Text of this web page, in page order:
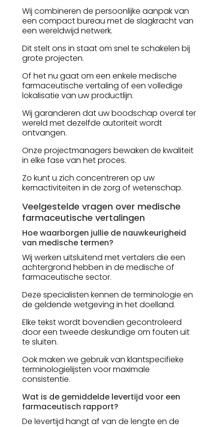
Wij combineren de persoonlijke aanpak van
een compact bureau met de slagkracht van
een wereldwijd netwerk.
Dit stelt ons in staat om snel te schakelen bij
grote projecten.
Of het nu gaat om een enkele medische
farmaceutische vertaling of een volledige
lokalisatie van uw productlijn.
Wij garanderen dat uw boodschap overal ter
wereld met dezelfde autoriteit wordt
ontvangen.
Onze projectmanagers bewaken de kwaliteit
in elke fase van het proces.
Zo kunt u zich concentreren op uw
kernactiviteiten in de zorg of wetenschap.
Veelgestelde vragen over medische
farmaceutische vertalingen
Hoe waarborgen jullie de nauwkeurigheid
van medische termen?
Wij werken uitsluitend met vertalers die een
achtergrond hebben in de medische of
farmaceutische sector.
Deze specialisten kennen de terminologie en
de geldende wetgeving in het doelland.
Elke tekst wordt bovendien gecontroleerd
door een tweede deskundige om fouten uit
te sluiten.
Ook maken we gebruik van klantspecifieke
terminologielijsten voor maximale
consistentie.
Wat is de gemiddelde levertijd voor een
farmaceutisch rapport?
De levertijd hangt af van de lengte en de